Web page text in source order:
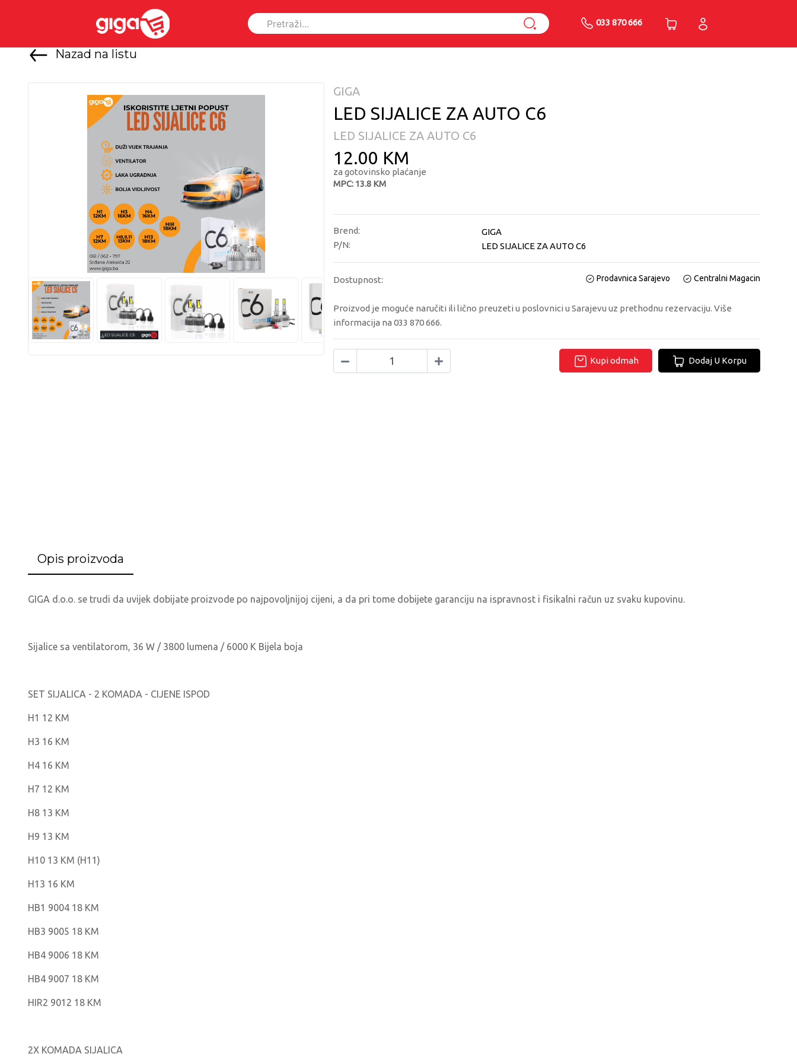
033 870 666
Nazad na listu
GIGA
LED SIJALICE ZA AUTO C6
LED SIJALICE ZA AUTO C6
12.00 KM
za gotovinsko plaćanje
MPC: 13.8 KM
Brend:
GIGA
P/N:
LED SIJALICE ZA AUTO C6
Dostupnost: Prodavnica Sarajevo Centralni Magacin
Proizvod je moguće naručiti ili lično preuzeti u poslovnici u Sarajevu uz prethodnu rezervaciju. Više
informacija na 033 870 666.
Dodaj U Korpu
Kupi odmah
Opis proizvoda
GIGA d.o.o. se trudi da uvijek dobijate proizvode po najpovoljnijoj cijeni, a da pri tome dobijete garanciju na ispravnost i fisikalni račun uz svaku kupovinu.
Sijalice sa ventilatorom, 36 W / 3800 lumena / 6000 K Bijela boja
SET SIJALICA - 2 KOMADA - CIJENE ISPOD
H1 12 KM
H3 16 KM
H4 16 KM
H7 12 KM
H8 13 KM
H9 13 KM
H10 13 KM (H11)
H13 16 KM
HB1 9004 18 KM
HB3 9005 18 KM
HB4 9006 18 KM
HB4 9007 18 KM
HIR2 9012 18 KM
2X KOMADA SIJALICA